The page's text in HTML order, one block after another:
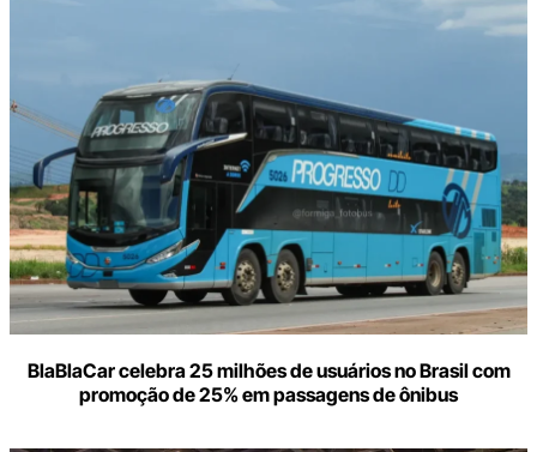
BlaBlaCar celebra 25 milhões de usuários no Brasil com
promoção de 25% em passagens de ônibus